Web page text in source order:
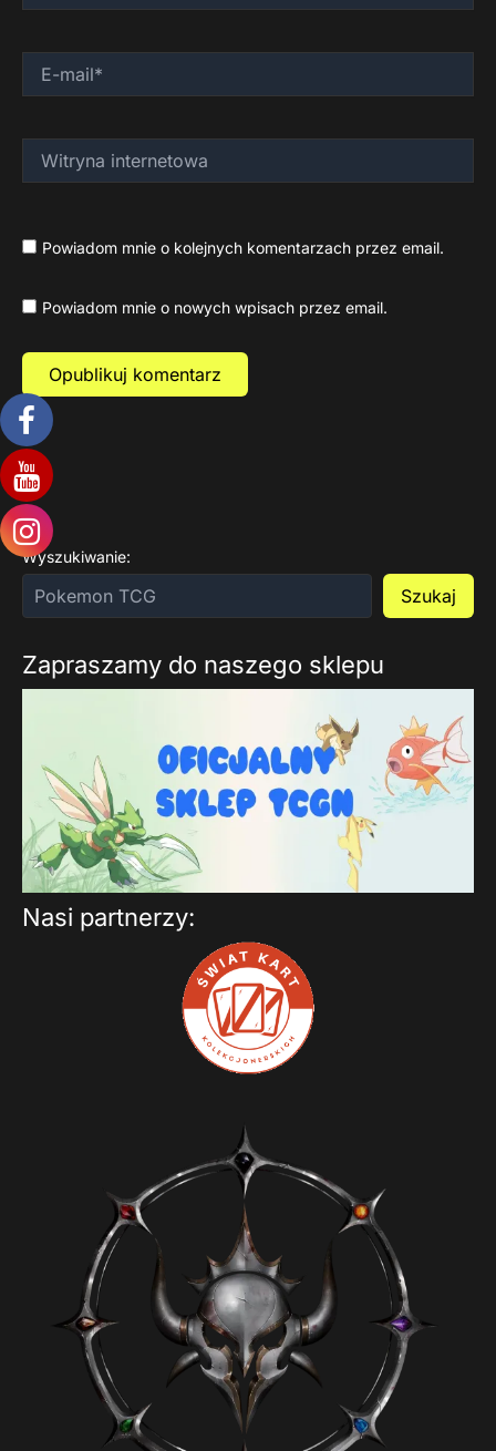
mail*
internetowa
Powiadom mnie o kolejnych komentarzach przez email.
Powiadom mnie o nowych wpisach przez email.
Wyszukiwanie:
Szukaj
Zapraszamy do naszego sklepu
Nasi partnerzy: